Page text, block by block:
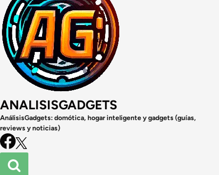
ANALISISGADGETS
AnálisisGadgets: domótica, hogar inteligente y gadgets (guías,
reviews y noticias)